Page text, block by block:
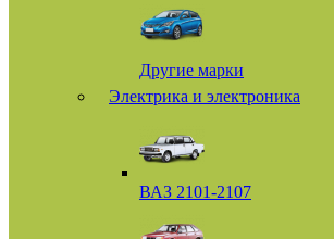
Другие марки
Электрика и электроника
ВАЗ 2101-2107